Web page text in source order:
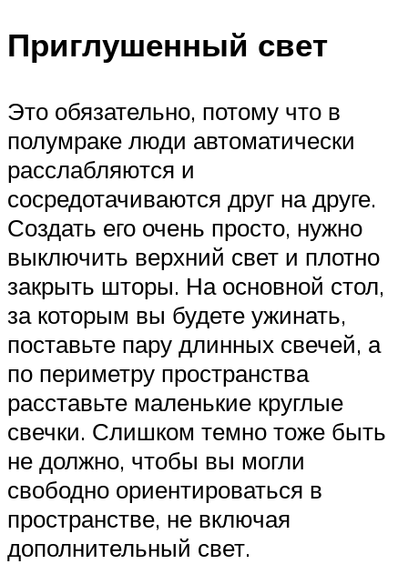
Приглушенный свет
Это обязательно, потому что в
полумраке люди автоматически
расслабляются и
сосредотачиваются друг на друге.
Создать его очень просто, нужно
выключить верхний свет и плотно
закрыть шторы. На основной стол,
за которым вы будете ужинать,
поставьте пару длинных свечей, а
по периметру пространства
расставьте маленькие круглые
свечки. Слишком темно тоже быть
не должно, чтобы вы могли
свободно ориентироваться в
пространстве, не включая
дополнительный свет.